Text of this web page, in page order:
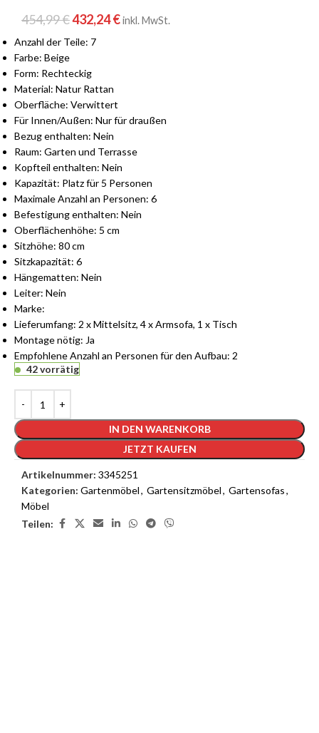
454,99€432,24€inkl. MwSt.
Anzahl der Teile: 7
Farbe: Beige
Form: Rechteckig
Material: Natur Rattan
Oberfläche: Verwittert
Für Innen/Außen: Nur für draußen
Bezug enthalten: Nein
Raum: Garten und Terrasse
Kopfteil enthalten: Nein
Kapazität: Platz für 5 Personen
Maximale Anzahl an Personen: 6
Befestigung enthalten: Nein
Oberflächenhöhe: 5 cm
Sitzhöhe: 80 cm
Sitzkapazität: 6
Hängematten: Nein
Leiter: Nein
Marke:
Lieferumfang: 2 x Mittelsitz, 4 x Armsofa, 1 x Tisch
Montage nötig: Ja
Empfohlene Anzahl an Personen für den Aufbau: 2
42 vorrätig
IN DEN WARENKORB
JETZT KAUFEN
Artikelnummer: 3345251
Kategorien: Gartenmöbel, Gartensitzmöbel, Gartensofas,
Möbel
Teilen: